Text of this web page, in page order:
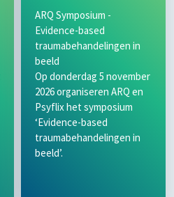
ARQ Symposium -
Evidence-based
traumabehandelingen in
beeld
Op donderdag 5 november
2026 organiseren ARQ en
Psyflix het symposium
‘Evidence-based
traumabehandelingen in
beeld’.